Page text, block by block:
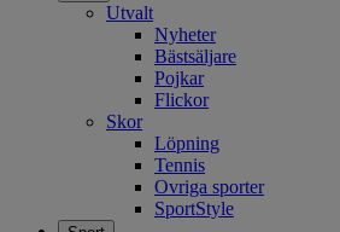
Utvalt
Nyheter
Bästsäljare
Pojkar
Flickor
Skor
Löpning
Tennis
Ovriga sporter
SportStyle